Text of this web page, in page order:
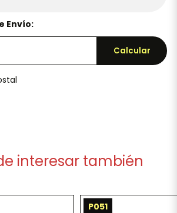
Envío:
Calcular
interesar también
P051